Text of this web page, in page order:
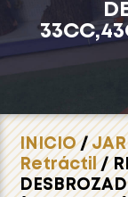
INICIO/
Retráctil/